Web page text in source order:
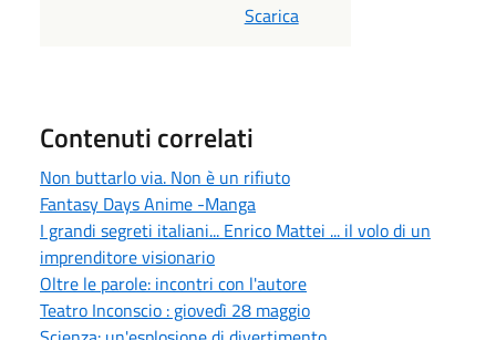
Scarica
Contenuti correlati
Non buttarlo via. Non è un rifiuto
Fantasy Days Anime -Manga
I grandi segreti italiani... Enrico Mattei ... il volo di un
imprenditore visionario
Oltre le parole: incontri con l'autore
Teatro Inconscio : giovedì 28 maggio